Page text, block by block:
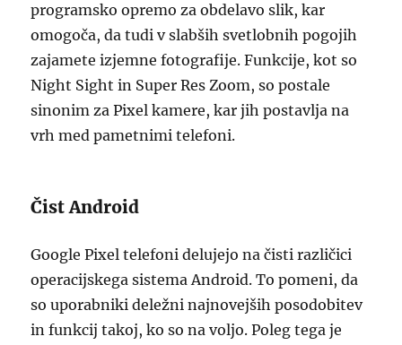
programsko opremo za obdelavo slik, kar
omogoča, da tudi v slabših svetlobnih pogojih
zajamete izjemne fotografije. Funkcije, kot so
Night Sight in Super Res Zoom, so postale
sinonim za Pixel kamere, kar jih postavlja na
vrh med pametnimi telefoni.
Čist Android
Google Pixel telefoni delujejo na čisti različici
operacijskega sistema Android. To pomeni, da
so uporabniki deležni najnovejših posodobitev
in funkcij takoj, ko so na voljo. Poleg tega je